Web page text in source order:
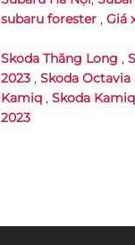
subaru forester, Giá
Skoda Thăng Long ,
2023, Skoda Octavia
Kamiq, Skoda
2023